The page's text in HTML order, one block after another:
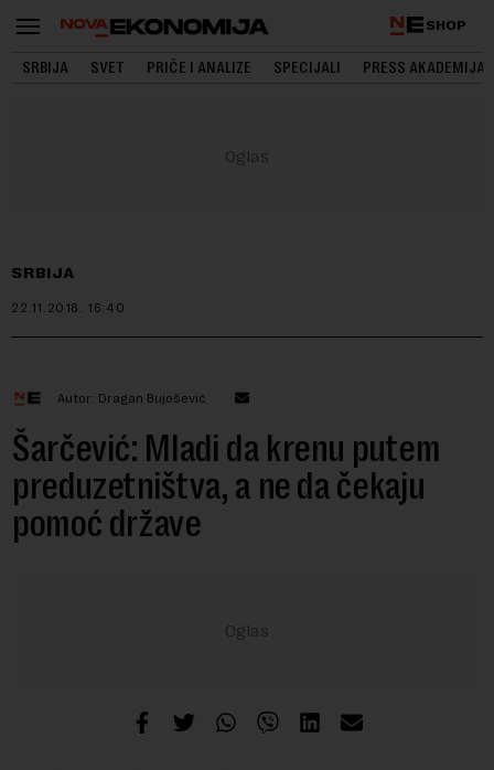
SHOP
SRBIJA SVET PRIČE I ANALIZE SPECIJALI PRESS AKADEMIJA
SRBIJA
22.11.2018. 16:40
Autor: Dragan Bujošević
Šarčević: Mladi da krenu putem
preduzetništva, a ne da čekaju
pomoć države